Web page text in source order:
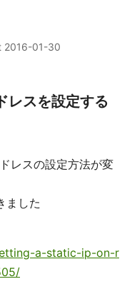
2016-01-30
レスを設定する
レスの設定方法が変
ました
a-static-ip-on-r